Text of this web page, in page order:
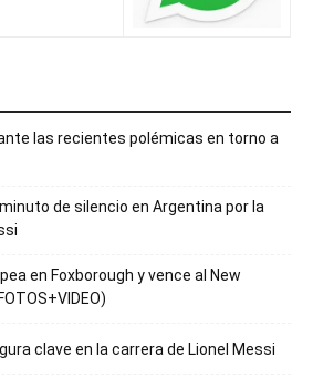
las recientes polémicas en torno a
de silencio en Argentina por la
en Foxborough y vence al New
clave en la carrera de Lionel Messi